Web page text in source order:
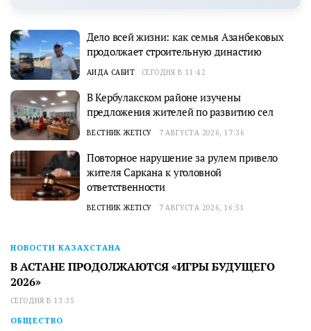
Дело всей жизни: как семья Азанбековых
продолжает строительную династию
АИДА САБИТ СЕГОДНЯ В 11:42
В Кербулакском районе изучены
предложения жителей по развитию сел
ВЕСТНИК ЖЕТІСУ 7 АВГУСТА 2026, 17:36
Повторное нарушение за рулем привело
жителя Саркана к уголовной
ответственности
ВЕСТНИК ЖЕТІСУ 7 АВГУСТА 2026, 16:51
НОВОСТИ КАЗАХСТАНА
В АСТАНЕ ПРОДОЛЖАЮТСЯ «ИГРЫ БУДУЩЕГО
2026»
СЕГОДНЯ В 13:35
ОБЩЕСТВО